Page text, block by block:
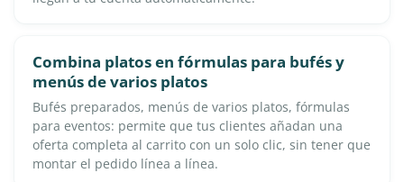
Combina platos en fórmulas para bufés y
menús de varios platos
Bufés preparados, menús de varios platos, fórmulas
para eventos: permite que tus clientes añadan una
oferta completa al carrito con un solo clic, sin tener que
montar el pedido línea a línea.